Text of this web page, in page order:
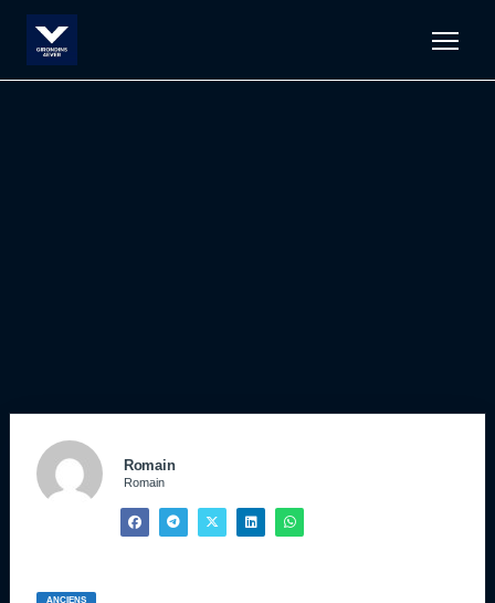
Romain
Romain
ANCIENS